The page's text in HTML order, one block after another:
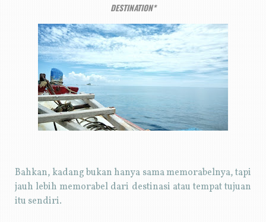
DESTINATION*
Bahkan, kadang bukan hanya sama memorabelnya, tapi
jauh lebih memorabel dari destinasi atau tempat tujuan
itu sendiri.